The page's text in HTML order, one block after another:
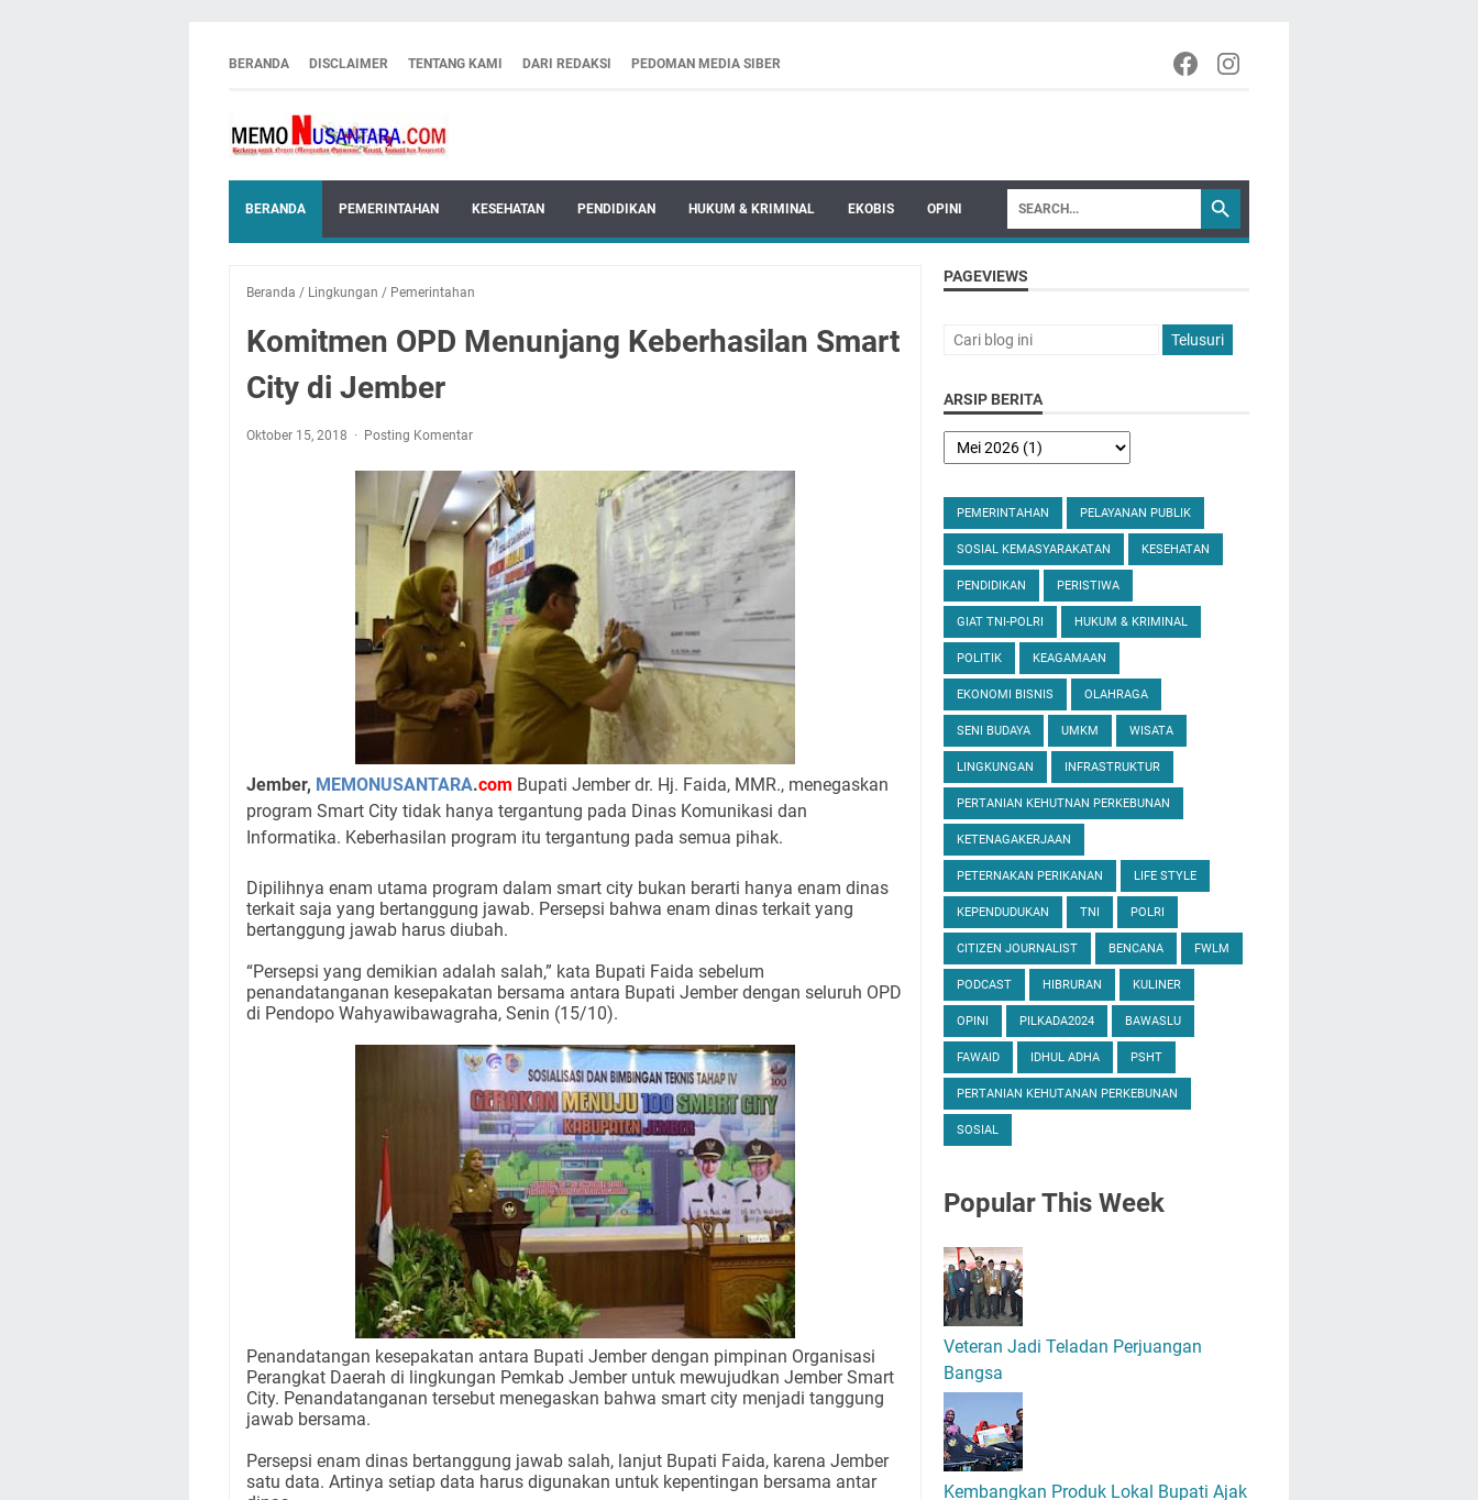
BERANDA DISCLAIMER TENTANG KAMI DARI REDAKSI PEDOMAN MEDIA SIBER
BERANDA PEMERINTAHAN KESEHATAN PENDIDIKAN HUKUM & KRIMINAL EKOBIS OPINI
Beranda / Lingkungan / Pemerintahan
Komitmen OPD Menunjang Keberhasilan Smart
City di Jember
Oktober 15, 2018 Posting Komentar
Jember, MEMONUSANTARA.com Bupati Jember dr. Hj. Faida, MMR., menegaskan
program Smart City tidak hanya tergantung pada Dinas Komunikasi dan
Informatika. Keberhasilan program itu tergantung pada semua pihak.
Dipilihnya enam utama program dalam smart city bukan berarti hanya enam dinas
terkait saja yang bertanggung jawab. Persepsi bahwa enam dinas terkait yang
bertanggung jawab harus diubah.
“Persepsi yang demikian adalah salah,” kata Bupati Faida sebelum
penandatanganan kesepakatan bersama antara Bupati Jember dengan seluruh OPD
di Pendopo Wahyawibawagraha, Senin (15/10).
Penandatangan kesepakatan antara Bupati Jember dengan pimpinan Organisasi
Perangkat Daerah di lingkungan Pemkab Jember untuk mewujudkan Jember Smart
City. Penandatanganan tersebut menegaskan bahwa smart city menjadi tanggung
jawab bersama.
Persepsi enam dinas bertanggung jawab salah, lanjut Bupati Faida, karena Jember
satu data. Artinya setiap data harus digunakan untuk kepentingan bersama antar
PAGEVIEWS
ARSIP BERITA
PEMERINTAHAN PELAYANAN PUBLIK
SOSIAL KEMASYARAKATAN KESEHATAN
PENDIDIKAN PERISTIWA
GIAT TNI-POLRI HUKUM & KRIMINAL
POLITIK KEAGAMAAN
EKONOMI BISNIS OLAHRAGA
SENI BUDAYA UMKM WISATA
LINGKUNGAN INFRASTRUKTUR
PERTANIAN KEHUTNAN PERKEBUNAN
KETENAGAKERJAAN
PETERNAKAN PERIKANAN LIFE STYLE
KEPENDUDUKAN TNI POLRI
CITIZEN JOURNALIST BENCANA FWLM
PODCAST HIBRURAN KULINER
OPINI PILKADA2024 BAWASLU
FAWAID IDHUL ADHA PSHT
PERTANIAN KEHUTANAN PERKEBUNAN
SOSIAL
PopularThis Week
Veteran Jadi Teladan Perjuangan
Bangsa
Kembangkan Produk Lokal Bupati Ajak